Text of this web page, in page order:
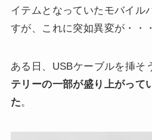
イテムとなっていたモバイル
すが、これに突如異変が・・
ある日、USBケーブルを挿そ
テリーの一部が盛り上がって
た。